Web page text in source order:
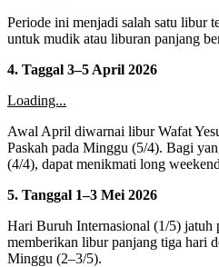
Periode ini menjadi salah satu libur
untuk mudik atau liburan panjang
4. Taggal 3–5 April 2026
Loading...
Awal April diwarnai libur Wafat
Paskah pada Minggu (5/4). Bagi
(4/4), dapat menikmati long
5. Tanggal 1–3 Mei 2026
Hari Buruh Internasional (1/5) jatuh
memberikan libur panjang tiga hari
Minggu (2–3/5).